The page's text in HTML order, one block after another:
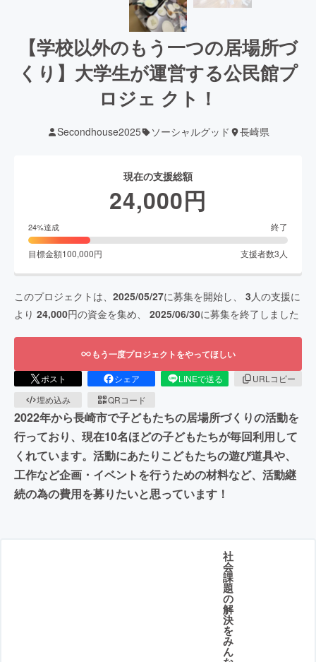
【学校以外のもう一つの居場所づ
くり】大学生が運営する公民館プ
ロジェ クト！
Secondhouse2025 ソーシャルグッド 長崎県
現在の支援総額
24,000円
24%達成 終了
目標金額100,000円 支援者数3 人
このプロジェクトは、 2025/05/27に募集を開始し、 3人の支援に
より 24,000円の資金を集め、 2025/06/30に募集を終了しました
もう一度プロジェクトをやってほしい
ポスト シェア LINEで送る
URLコピー
埋め込み
QRコード
2022年から長崎市で子どもたちの居場所づくりの活動を
行っており、現在10名ほどの子どもたちが毎回利用して
くれています。活動にあたりこどもたちの遊び道具や、
工作など企画・イベントを行うための材料など、活動継
続の為の費用を募りたいと思っています！
社
会
課
題
の
解
決
を
み
ん